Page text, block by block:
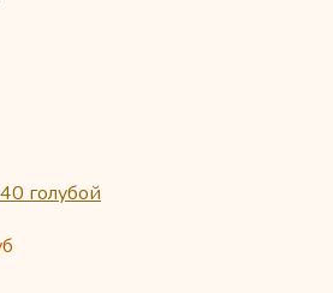
голубой